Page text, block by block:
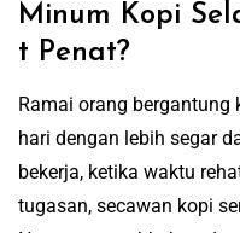
Minum Kopi
t Penat?
Ramai orang
hari dengan lebih segar
bekerja, ketika waktu
tugasan, secawan kopi